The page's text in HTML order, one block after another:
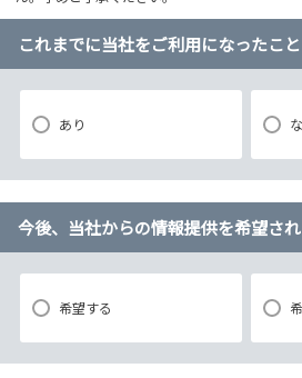
これまでに当社をご利用になったこ
あり
今後、当社からの情報提供を希望さ
希望する